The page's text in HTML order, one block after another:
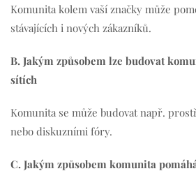
Komunita kolem vaší značky může
stávajících i nových zákazníků.
B. Jakým způsobem lze budovat
sítích
Komunita se může budovat např.
nebo diskuzními fóry.
C. Jakým způsobem komunita